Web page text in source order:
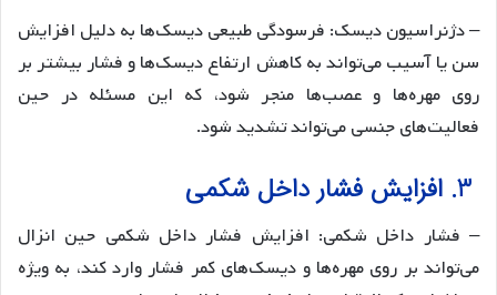
– دژنراسیون دیسک: فرسودگی طبیعی دیسک‌ها به دلیل افزایش
سن یا آسیب می‌تواند به کاهش ارتفاع دیسک‌ها و فشار بیشتر بر
روی مهره‌ها و عصب‌ها منجر شود، که این مسئله در حین
فعالیت‌های جنسی می‌تواند تشدید شود.
– فشار داخل شکمی: افزایش فشار داخل شکمی حین انزال
می‌تواند بر روی مهره‌ها و دیسک‌های کمر فشار وارد کند، به ویژه